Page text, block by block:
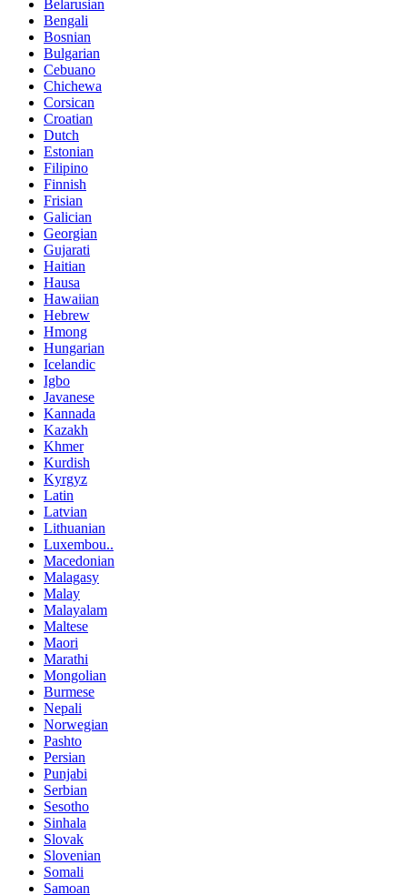
Belarusian
Bengali
Bosnian
Bulgarian
Cebuano
Chichewa
Corsican
Croatian
Dutch
Estonian
Filipino
Finnish
Frisian
Galician
Georgian
Gujarati
Haitian
Hausa
Hawaiian
Hebrew
Hmong
Hungarian
Icelandic
Igbo
Javanese
Kannada
Kazakh
Khmer
Kurdish
Kyrgyz
Latin
Latvian
Lithuanian
Luxembou..
Macedonian
Malagasy
Malay
Malayalam
Maltese
Maori
Marathi
Mongolian
Burmese
Nepali
Norwegian
Pashto
Persian
Punjabi
Serbian
Sesotho
Sinhala
Slovak
Slovenian
Somali
Samoan